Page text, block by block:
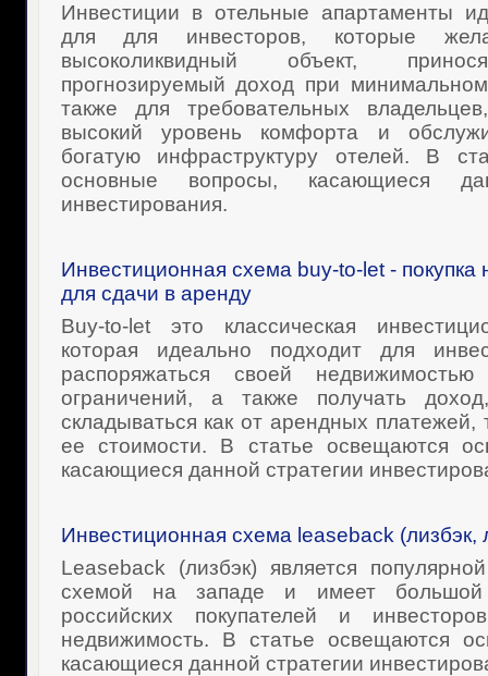
Инвестиции в отельные апартаменты
для для инвесторов, которые
высоколиквидный объект,
прогнозируемый доход при
также для требовательных
высокий уровень комфорта и
богатую инфраструктуру отелей. В
основные вопросы, касающиеся
инвестирования.
Инвестиционная схема buy-to-let - покупка
для сдачи в аренду
Buy-to-let это классическая
которая идеально подходит для
распоряжаться своей
ограничений, а также получать
складываться как от арендных платежей,
ее стоимости. В статье освещаются
касающиеся данной стратегии
Инвестиционная схема leaseback (лизбэк,
Leaseback (лизбэк) является
схемой на западе и имеет большой
российских покупателей и
недвижимость. В статье освещаются
касающиеся данной стратегии